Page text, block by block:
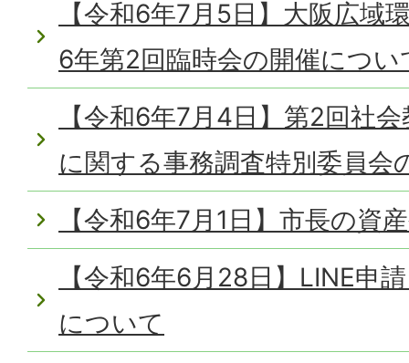
【令和6年7月5日】大阪広域
6年第2回臨時会の開催につい
【令和6年7月4日】第2回社
に関する事務調査特別委員会
【令和6年7月1日】市長の資
【令和6年6月28日】LINE申
について